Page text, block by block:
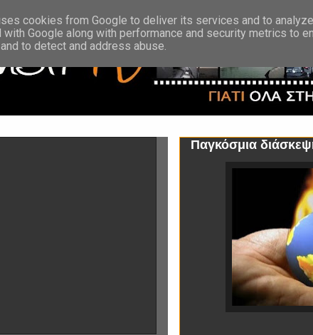
Παγκόσμια
cookies from Google to deliver its services and to
with Google along with performance and security metrics to
to detect and address abuse.